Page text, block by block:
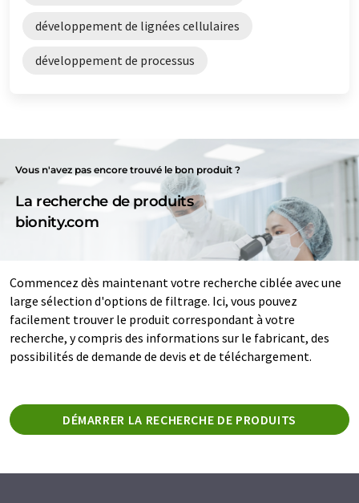
développement de lignées cellulaires
développement de processus
Vous n'avez pas encore trouvé le bon produit ?
La recherche de produits
bionity.com
Commencez dès maintenant votre recherche ciblée avec une
large sélection d'options de filtrage. Ici, vous pouvez
facilement trouver le produit correspondant à votre
recherche, y compris des informations sur le fabricant, des
possibilités de demande de devis et de téléchargement.
DÉMARRER LA RECHERCHE DE PRODUITS